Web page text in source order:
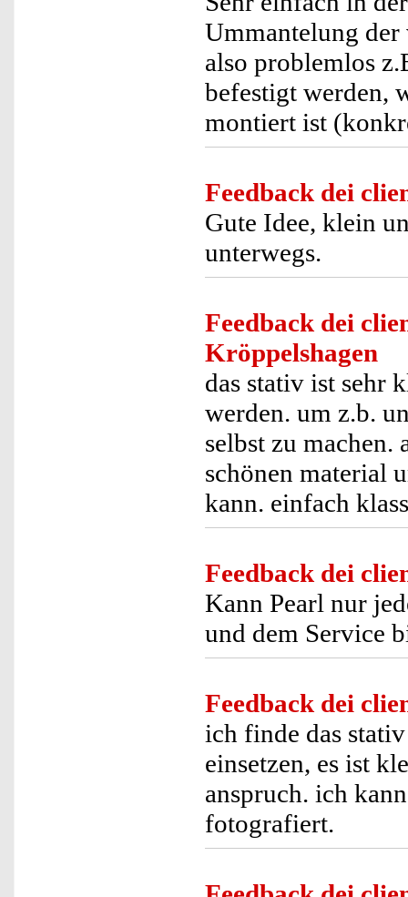
Ummantelung der
also problemlos
befestigt werden,
montiert ist
Feedback dei
Gute Idee, klein
unterwegs.
Feedback dei
Kröppelshagen
das stativ ist sehr
werden. um z.b.
selbst zu machen.
schönen material
kann. einfach
Feedback dei
Kann Pearl nur
und dem Service
Feedback dei
ich finde das
einsetzen, es ist
anspruch. ich
fotografiert.